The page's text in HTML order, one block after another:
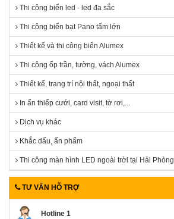
Thi công biển led - led đa sắc
Thi công biển bạt Pano tấm lớn
Thiết kế và thi công biển Alumex
Thi công ốp trần, tường, vách Alumex
Thiết kế, trang trí nội thất, ngoại thất
In ấn thiếp cưới, card visit, tờ rơi,...
Dịch vụ khác
Khắc dấu, ấn phẩm
Thi công màn hình LED ngoài trời tại Hải Phòng
TƯ VẤN HỖ TRỢ
Hotline 1